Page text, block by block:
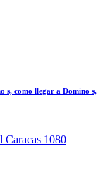
s, como llegar a Domino s,
1080